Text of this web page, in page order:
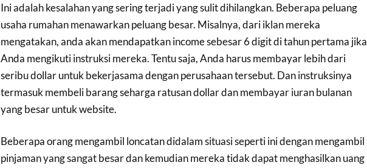
Ini adalah kesalahan yang sering terjadi yang sulit dihilangkan. Beberapa peluang
usaha rumahan menawarkan peluang besar. Misalnya, dari iklan mereka
mengatakan, anda akan mendapatkan income sebesar 6 digit di tahun pertama jika
Anda mengikuti instruksi mereka. Tentu saja, Anda harus membayar lebih dari
seribu dollar untuk bekerjasama dengan perusahaan tersebut. Dan instruksinya
termasuk membeli barang seharga ratusan dollar dan membayar iuran bulanan
yang besar untuk website.
Beberapa orang mengambil loncatan didalam situasi seperti ini dengan mengambil
pinjaman yang sangat besar dan kemudian mereka tidak dapat menghasilkan uang